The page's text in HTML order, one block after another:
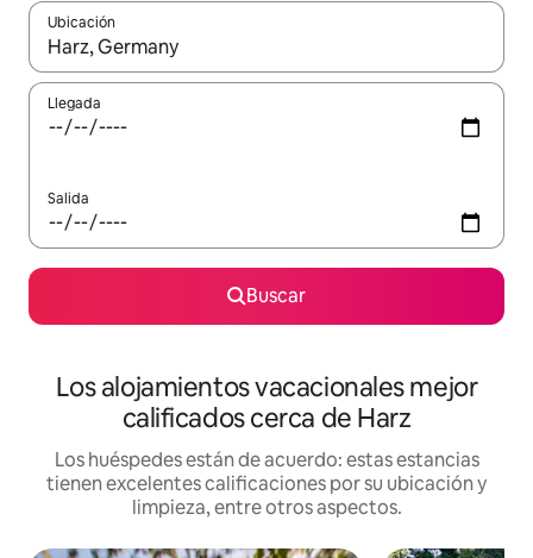
Ubicación
Cuando los resultados estén disponibles, podrás navegar
Llegada
Salida
Buscar
Los alojamientos vacacionales mejor
calificados cerca de Harz
Los huéspedes están de acuerdo: estas estancias
tienen excelentes calificaciones por su ubicación y
limpieza, entre otros aspectos.